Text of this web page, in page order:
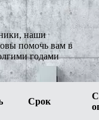
наши
помочь вам в
годами
Срок